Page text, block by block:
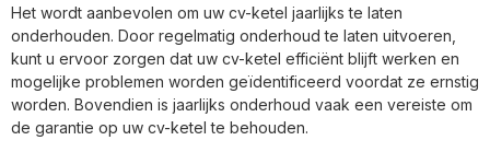
Het wordt aanbevolen om uw cv-ketel jaarlijks te laten
onderhouden. Door regelmatig onderhoud te laten uitvoeren,
kunt u ervoor zorgen dat uw cv-ketel efficiënt blijft werken en
mogelijke problemen worden geïdentificeerd voordat ze ernstig
worden. Bovendien is jaarlijks onderhoud vaak een vereiste om
de garantie op uw cv-ketel te behouden.